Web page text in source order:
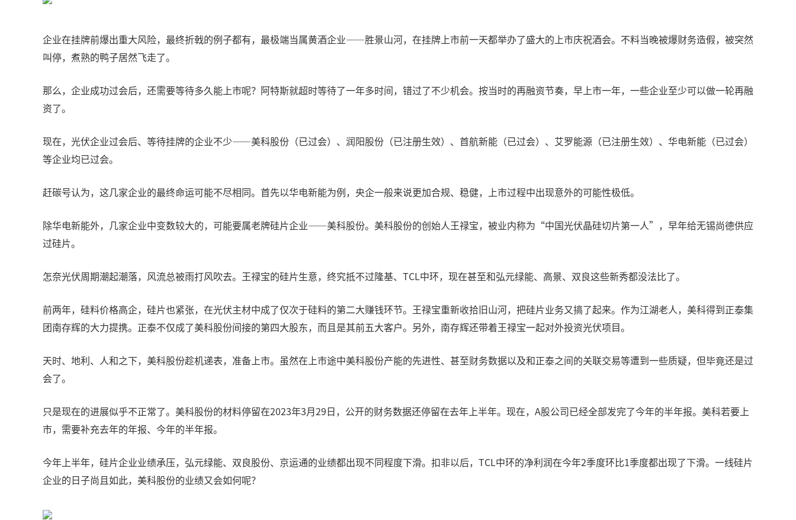
企业在挂牌前爆出重大风险，最终折戟的例子都有，最极端当属黄酒企业——胜景山河，在挂牌上市前一天都举办了盛大的上市庆祝酒会。不料当晚被爆财务造假，被突然
叫停，煮熟的鸭子居然飞走了。
那么，企业成功过会后，还需要等待多久能上市呢？阿特斯就超时等待了一年多时间，错过了不少机会。按当时的再融资节奏，早上市一年，一些企业至少可以做一轮再融
资了。
现在，光伏企业过会后、等待挂牌的企业不少——美科股份（已过会）、润阳股份（已注册生效）、首航新能（已过会）、艾罗能源（已注册生效）、华电新能（已过会）
等企业均已过会。
赶碳号认为，这几家企业的最终命运可能不尽相同。首先以华电新能为例，央企一般来说更加合规、稳健，上市过程中出现意外的可能性极低。
除华电新能外，几家企业中变数较大的，可能要属老牌硅片企业——美科股份。美科股份的创始人王禄宝，被业内称为“中国光伏晶硅切片第一人”，早年给无锡尚德供应
过硅片。
怎奈光伏周期潮起潮落，风流总被雨打风吹去。王禄宝的硅片生意，终究抵不过隆基、TCL中环，现在甚至和弘元绿能、高景、双良这些新秀都没法比了。
前两年，硅料价格高企，硅片也紧张，在光伏主材中成了仅次于硅料的第二大赚钱环节。王禄宝重新收拾旧山河，把硅片业务又搞了起来。作为江湖老人，美科得到正泰集
团南存辉的大力提携。正泰不仅成了美科股份间接的第四大股东，而且是其前五大客户。另外，南存辉还带着王禄宝一起对外投资光伏项目。
天时、地利、人和之下，美科股份趁机递表，准备上市。虽然在上市途中美科股份产能的先进性、甚至财务数据以及和正泰之间的关联交易等遭到一些质疑，但毕竟还是过
会了。
只是现在的进展似乎不正常了。美科股份的材料停留在2023年3月29日，公开的财务数据还停留在去年上半年。现在，A股公司已经全部发完了今年的半年报。美科若要上
市，需要补充去年的年报、今年的半年报。
今年上半年，硅片企业业绩承压，弘元绿能、双良股份、京运通的业绩都出现不同程度下滑。扣非以后，TCL中环的净利润在今年2季度环比1季度都出现了下滑。一线硅片
企业的日子尚且如此，美科股份的业绩又会如何呢？